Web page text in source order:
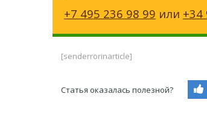
+7 495 236 98 99 или +34
[senderrorinarticle]
Статья оказалась полезной?